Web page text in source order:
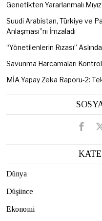
Genetikten Yararlanmalı
Suudi Arabistan, Türkiye ve
Anlaşması”nı İmzaladı
“Yönetilenlerin Rızası”
Savunma Harcamaları
MİA Yapay Zeka Raporu-2:
Dünya
Düşünce
Ekonomi